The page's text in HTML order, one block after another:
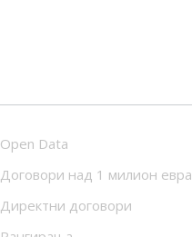
Open Data
Договори над 1 милион евра
Директни договори